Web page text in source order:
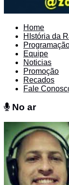
Home
HIstória da
Equipe
Noticias
Promoção
Recados
Fale
No ar